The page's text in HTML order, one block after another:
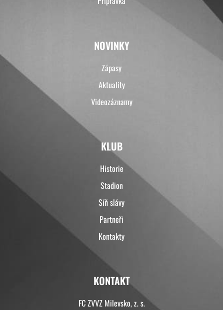
NOVINKY
Zápasy
Aktuality
Videozáznamy
KLUB
Historie
Stadion
Síň slávy
Partneři
Kontakty
KONTAKT
FC ZVVZ Milevsko, z. s.